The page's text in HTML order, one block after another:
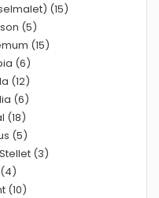
(15)
(5)
(15)
(6)
(12)
(6)
(18)
(5)
(3)
(10)